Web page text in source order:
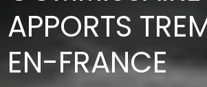
APPORTS
EN-FRANCE